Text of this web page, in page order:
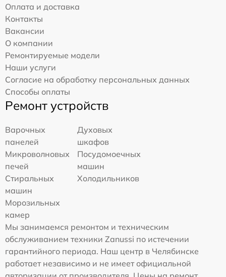
Оплата и доставка
Контакты
Вакансии
О компании
Ремонтируемые модели
Наши услуги
Согласие на обработку персональных данных
Способы оплаты
Ремонт устройств
Варочных
панелей
Духовых
шкафов
Микроволновых
печей
Посудомоечных
машин
Стиральных
машин
Холодильников
Морозильных
камер
Мы занимаемся ремонтом и техническим
обслуживанием техники Zanussi по истечении
гарантийного периода. Наш центр в Челябинске
работает независимо и не имеет официальной